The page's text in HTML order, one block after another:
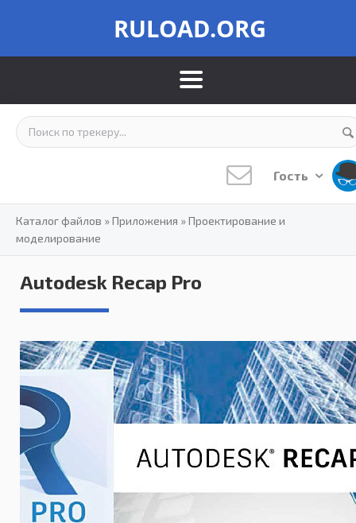
RULOAD.ORG
Гость
Каталог файлов »Приложения »Проектирование и
моделирование
Autodesk Recap Pro